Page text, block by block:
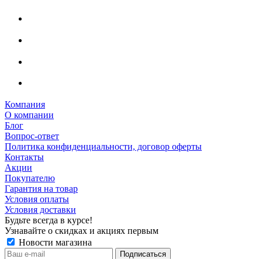
Компания
О компании
Блог
Вопрос-ответ
Политика конфиденциальности, договор оферты
Контакты
Акции
Покупателю
Гарантия на товар
Условия оплаты
Условия доставки
Будьте всегда в курсе!
Узнавайте о скидках и акциях первым
Новости магазина